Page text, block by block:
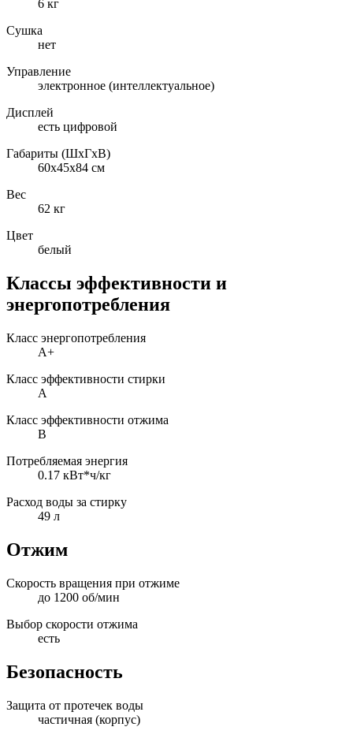
6 кг
Сушка
нет
Управление
электронное (интеллектуальное)
Дисплей
есть цифровой
Габариты (ШxГxВ)
60x45x84 см
Вес
62 кг
Цвет
белый
Классы эффективности и
энергопотребления
Класс энергопотребления
A+
Класс эффективности стирки
A
Класс эффективности отжима
B
Потребляемая энергия
0.17 кВт*ч/кг
Расход воды за стирку
49 л
Отжим
Скорость вращения при отжиме
до 1200 об/мин
Выбор скорости отжима
есть
Безопасность
Защита от протечек воды
частичная (корпус)